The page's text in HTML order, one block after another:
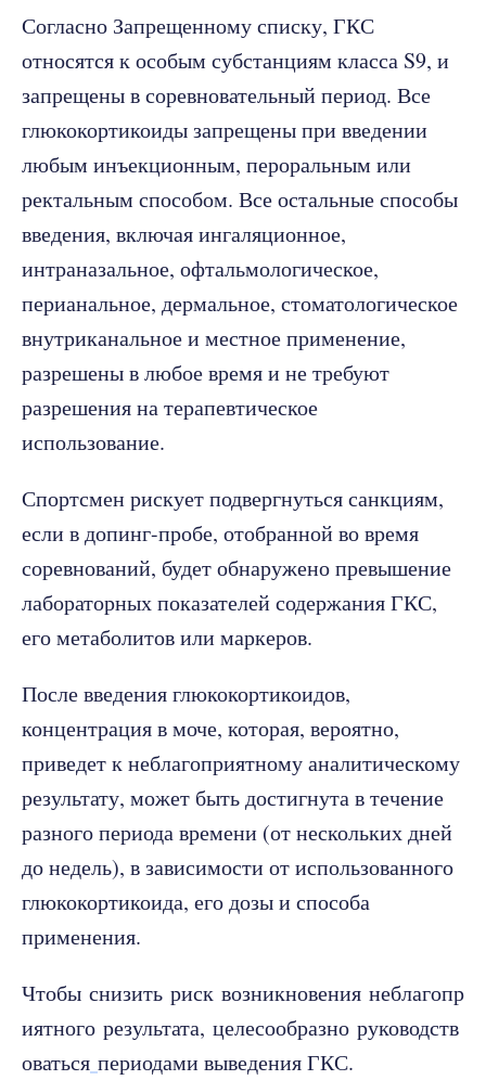
Согласно Запрещенному списку, ГКС
относятся к особым субстанциям класса S9, и
запрещены в соревновательный период. Все
глюкокортикоиды запрещены при введении
любым инъекционным, пероральным или
ректальным способом. Все остальные способы
введения, включая ингаляционное,
интраназальное, офтальмологическое,
перианальное, дермальное, стоматологическое
внутриканальное и местное применение,
разрешены в любое время и не требуют
разрешения на терапевтическое
использование.
Спортсмен рискует подвергнуться санкциям,
если в допинг-пробе, отобранной во время
соревнований, будет обнаружено превышение
лабораторных показателей содержания ГКС,
его метаболитов или маркеров.
После введения глюкокортикоидов,
концентрация в моче, которая, вероятно,
приведет к неблагоприятному аналитическому
результату, может быть достигнута в течение
разного периода времени (от нескольких дней
до недель), в зависимости от использованного
глюкокортикоида, его дозы и способа
применения.
Чтобы снизить риск возникновения неблагопр
иятного результата, целесообразно руководств
оваться периодами выведения ГКС.